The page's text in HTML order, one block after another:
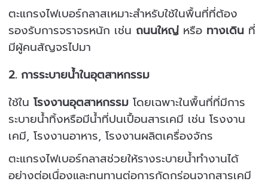
ตะแกรงไฟเบอร์กลาสเหมาะสำหรับใช้ในพื้นที่ที่ต้อง
รองรับการจราจรหนัก เช่น ถนนใหญ่ หรือ ทางเดิน ที่
มีผู้คนสัญจรไปมา
2. การระบายน้ำในอุตสาหกรรม
ใช้ในโรงงานอุตสาหกรรม โดยเฉพาะในพื้นที่ที่มีการ
ระบายน้ำทิ้งหรือมีน้ำที่ปนเปื้อนสารเคมี เช่น โรงงาน
เคมี, โรงงานอาหาร, โรงงานผลิตเครื่องจักร
ตะแกรงไฟเบอร์กลาสช่วยให้รางระบายน้ำทำงานได้
อย่างต่อเนื่องและทนทานต่อการกัดกร่อนจากสารเคมี